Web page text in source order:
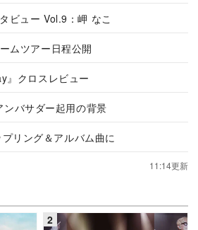
ビュー Vol.9：岬 なこ
ムツアー日程公開
』クロスレビュー
バサダー起用の背景
リング＆アルバム曲に
11:14更新